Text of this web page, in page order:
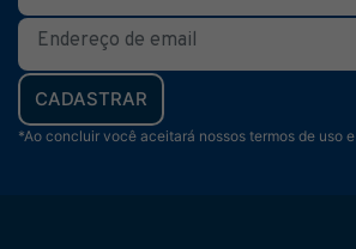
CADASTRAR
*Ao concluir você aceitará nossos termos de uso